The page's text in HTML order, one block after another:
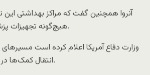
آنروا همچنین گفت که مراکز بهداشتی این
هیچ‌گونه تجهیزات پزشکی دریافت نکرده‌اند.
وزارت دفاع آمریکا اعلام کرده است
انتقال کمک‌ها در غزه ایجاد شده است.